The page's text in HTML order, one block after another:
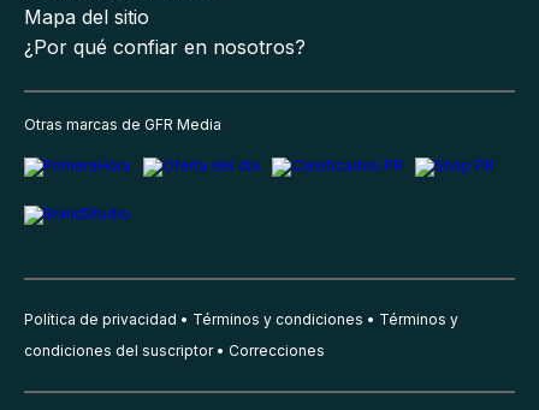
Mapa del sitio
¿Por qué confiar en nosotros?
Otras marcas de GFR Media
Política de privacidad Términos y condiciones
Términos y
condiciones del suscriptor
Correcciones